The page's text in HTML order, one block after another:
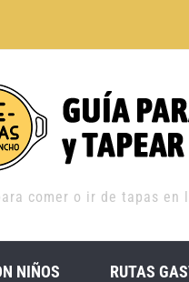
comer o ir de tapas
NIÑOS RUTAS